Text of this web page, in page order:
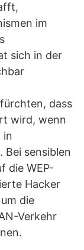
im
sich in der
dass
wird, wenn
in
Bei sensiblen
die WEP-
Hacker
die
Verkehr